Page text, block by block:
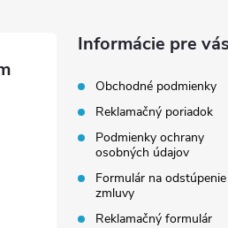
Informácie pre vás
Obchodné podmienky
Reklamačný poriadok
Podmienky ochrany
osobných údajov
Formulár na
zmluvy
Reklamačný formulár